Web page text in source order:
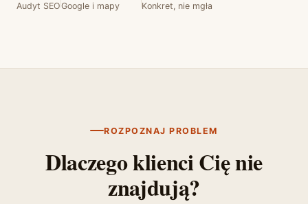
Audyt SEOGoogle i mapy Konkret, nie mgła
ROZPOZNAJ PROBLEM
Dlaczego klienci Cię nie
znajdują?